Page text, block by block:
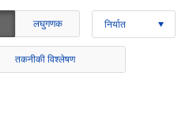
लघुगणक निर्यात
तकनीकी विश्लेषण